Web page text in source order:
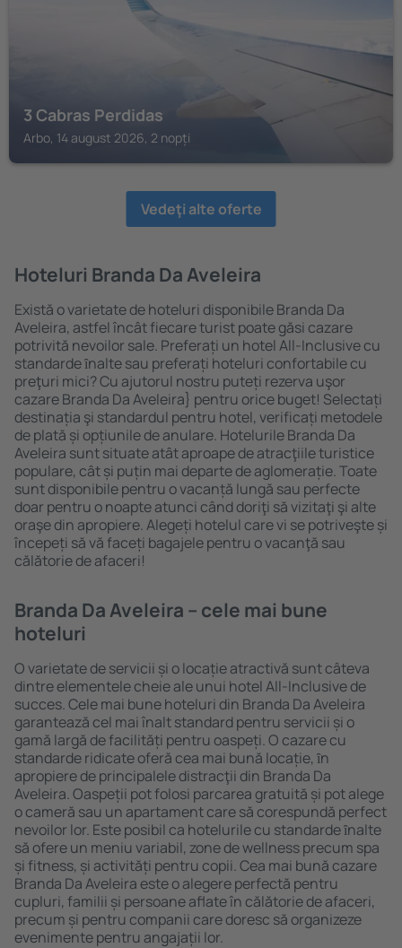
3 Cabras Perdidas
Arbo, 14 august 2026, 2 nopți
Vedeţi alte oferte
Hoteluri Branda Da Aveleira
Există o varietate de hoteluri disponibile Branda Da
Aveleira, astfel încât fiecare turist poate găsi cazare
potrivită nevoilor sale. Preferați un hotel All-Inclusive cu
standarde ȋnalte sau preferați hoteluri confortabile cu
preţuri mici? Cu ajutorul nostru puteți rezerva uşor
cazare Branda Da Aveleira} pentru orice buget! Selectați
destinația şi standardul pentru hotel, verificați metodele
de plată și opțiunile de anulare. Hotelurile Branda Da
Aveleira sunt situate atât aproape de atracţiile turistice
populare, cât și puțin mai departe de aglomerație. Toate
sunt disponibile pentru o vacanță lungă sau perfecte
doar pentru o noapte atunci când doriţi să vizitaţi şi alte
oraşe din apropiere. Alegeți hotelul care vi se potriveşte și
începeți să vă faceți bagajele pentru o vacanţă sau
călătorie de afaceri!
Branda Da Aveleira – cele mai bune
hoteluri
O varietate de servicii și o locație atractivă sunt câteva
dintre elementele cheie ale unui hotel All-Inclusive de
succes. Cele mai bune hoteluri din Branda Da Aveleira
garantează cel mai înalt standard pentru servicii și o
gamă largă de facilități pentru oaspeți. O cazare cu
standarde ridicate oferă cea mai bună locație, ȋn
apropiere de principalele distracţii din Branda Da
Aveleira. Oaspeții pot folosi parcarea gratuită și pot alege
o cameră sau un apartament care să corespundă perfect
nevoilor lor. Este posibil ca hotelurile cu standarde ȋnalte
să ofere un meniu variabil, zone de wellness precum spa
și fitness, și activități pentru copii. Cea mai bună cazare
Branda Da Aveleira este o alegere perfectă pentru
cupluri, familii și persoane aflate în călătorie de afaceri,
precum și pentru companii care doresc să organizeze
evenimente pentru angajații lor.